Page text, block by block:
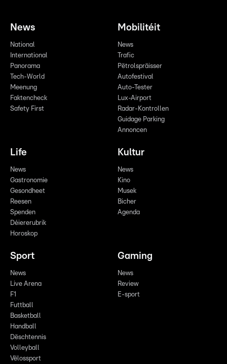
News
National
International
Panorama
Tech-World
Meenung
Faktencheck
Safety First
Mobilitéit
News
Trafic
Pëtrolspräisser
Autofestival
Auto-Tester
Lux-Airport
Radar-Kontrollen
Guidage Parking
Annoncen
Life
News
Gastronomie
Gesondheet
Reesen
Spenden
Déiererubrik
Horoskop
Kultur
News
Kino
Musek
Bicher
Agenda
Sport
News
Live Arena
F1
Futtball
Basketball
Handball
Dëschtennis
Volleyball
Vëlossport
Gaming
News
Review
E-sport